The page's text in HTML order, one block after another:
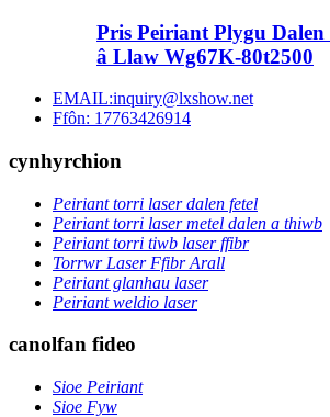
Pris Peiriant Plygu Dalen
â Llaw Wg67K-80t2500
EMAIL:inquiry@lxshow.net
Ffôn: 17763426914
cynhyrchion
Peiriant torri laser dalen fetel
Peiriant torri laser metel dalen a thiwb
Peiriant torri tiwb laser ffibr
Torrwr Laser Ffibr Arall
Peiriant glanhau laser
Peiriant weldio laser
canolfan fideo
Sioe Peiriant
Sioe Fyw